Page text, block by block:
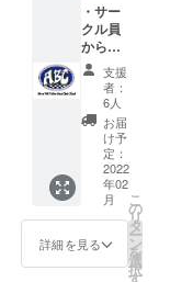
・サー
クル員
からお
礼の手
紙を送
らせて
いただ
きま
す。
支援
者：
6人
お届
け予
定：
2022
年02
月
詳細を見る
こ
の
リ
タ
ー
ン
を
選
択